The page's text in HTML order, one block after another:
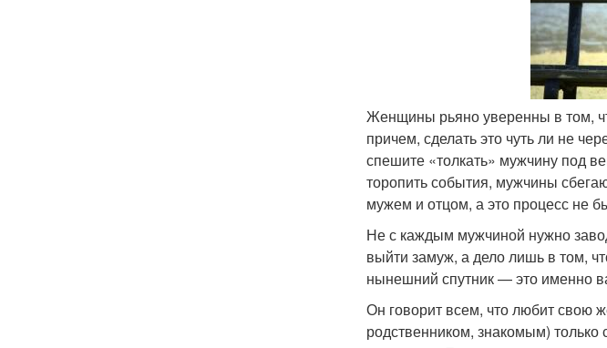
Женщины рьяно уверенны в том,
причем, сделать это чуть ли не
спешите «толкать» мужчину под
торопить события, мужчины
мужем и отцом, а это процесс не
Не с каждым мужчиной нужно
выйти замуж, а дело лишь в том,
нынешний спутник — это именно
Он говорит всем, что любит свою
родственником, знакомым)